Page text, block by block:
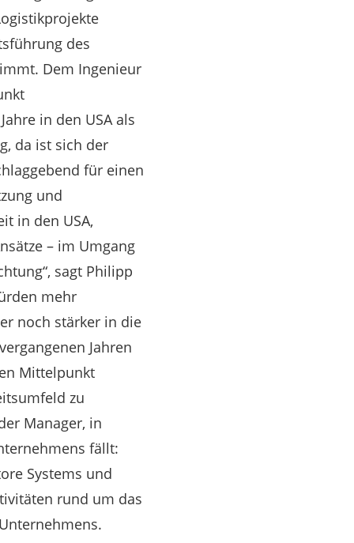
des
Dem Ingenieur
in den USA als
da ist sich der
für einen
und
in den USA,
– im Umgang
sagt Philipp
mehr
noch stärker in die
Jahren
Mittelpunkt
zu
Manager, in
fällt:
Systems und
rund um das